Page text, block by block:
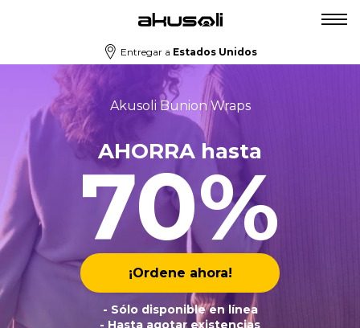
Entregar a Estados Unidos
Akusoli Bunion Wraps
AHORRA hasta
70%
¡Ordene ahora!
- Sólo disponible en línea
- Hasta agotar existencias